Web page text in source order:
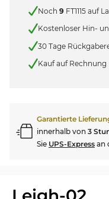
Noch 9 FT1115 auf
Kostenloser Hin-
30 Tage
Kauf auf Rechnung
Garantierte
innerhalb von 3
Sie UPS-Express an